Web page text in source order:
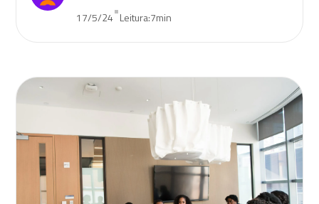
17/5/24•Leitura:7min